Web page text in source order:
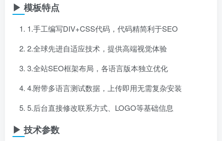
▶ 模板特点
1.手工编写DIV+CSS代码，代码精简利于SEO
2.全球先进自适应技术，提供高端视觉体验
3.全站SEO框架布局，各语言版本独立优化
4.附带多语言测试数据，上传即用无需复杂安装
5.后台直接修改联系方式、LOGO等基础信息
▶ 技术参数